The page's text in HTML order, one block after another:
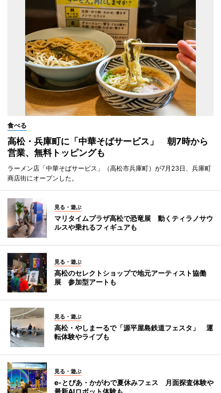
食べる
高松・兵庫町に「中華そばサービス」 朝7時から
営業、無料トッピングも
ラーメン店「中華そばサービス」（高松市兵庫町）が7月23日、兵庫町
商店街にオープンした。
見る・遊ぶ
マリタイムプラザ高松で恐竜展 動くティラノサウ
ルスや乗れるフィギュアも
見る・遊ぶ
高松のセレクトショップで地元アーティスト協働
展 参加型アートも
見る・遊ぶ
高松・やしまーるで「源平屋島鉄道フェスタ」 運
転体験やライブも
見る・遊ぶ
e-とぴあ・かがわで夏休みフェス 月面探査体験や
最新AIロボット体験も